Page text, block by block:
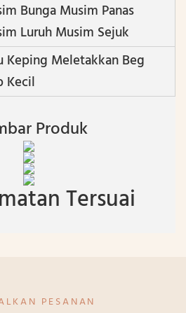
Bunga Musim Panas
Luruh Musim Sejuk
Keping Meletakkan Beg
Kecil
Produk
Tersuai
PESANAN